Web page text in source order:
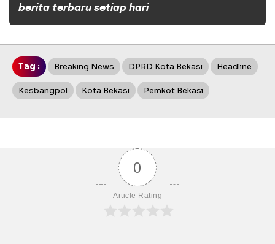
berita terbaru setiap hari
Tag : Breaking News DPRD Kota Bekasi Headline
Kesbangpol Kota Bekasi Pemkot Bekasi
0
Article Rating